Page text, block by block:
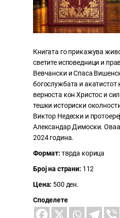
Книгата го прикажува
светите исповедници и
Вевчански и Спаса
богослужбата и акатистот
верноста кон Христос и
тешки историски
Виктор Недески и
Александар Димоски. Оваа
2024 година.
Формат: тврда корица
Број на страни: 112
Цена: 500 ден.
Споделете